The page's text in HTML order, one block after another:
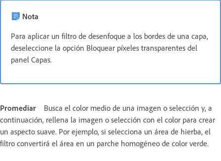
Nota
Para aplicar un filtro de desenfoque a los bordes de una capa,
deseleccione la opción Bloquear píxeles transparentes del
panel Capas.
Promediar
Busca el color medio de una imagen o selección y, a
continuación, rellena la imagen o selección con el color para crear
un aspecto suave. Por ejemplo, si selecciona un área de hierba, el
filtro convertirá el área en un parche homogéneo de color verde.